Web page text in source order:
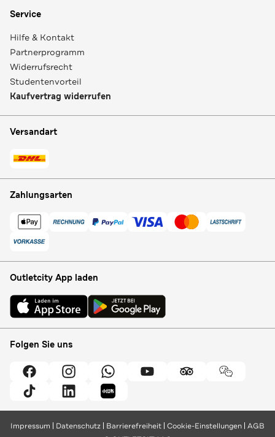
Service
Hilfe & Kontakt
Partnerprogramm
Widerrufsrecht
Studentenvorteil
Kaufvertrag widerrufen
Versandart
Zahlungsarten
Outletcity App laden
Folgen Sie uns
Impressum Datenschutz Barrierefreiheit Cookie-Einstellungen AGB